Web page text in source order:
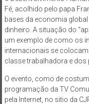
Fé, acolhido pelo papa
bases da economia
dinheiro. A situação do
um exemplo de como os
internacionais se
classe trabalhadora e dos
O evento, como de
programação da TV
pela Internet, no sitio da